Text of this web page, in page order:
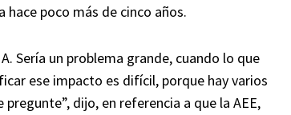
hace poco más de cinco años.
Sería un problema grande, cuando lo que
ese impacto es difícil, porque hay varios
dijo, en referencia a que la AEE,